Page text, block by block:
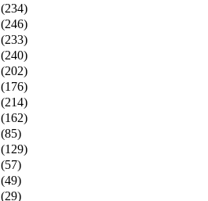
(234)
(246)
(233)
(240)
(202)
(176)
(214)
(162)
(85)
(129)
(57)
(49)
(29)